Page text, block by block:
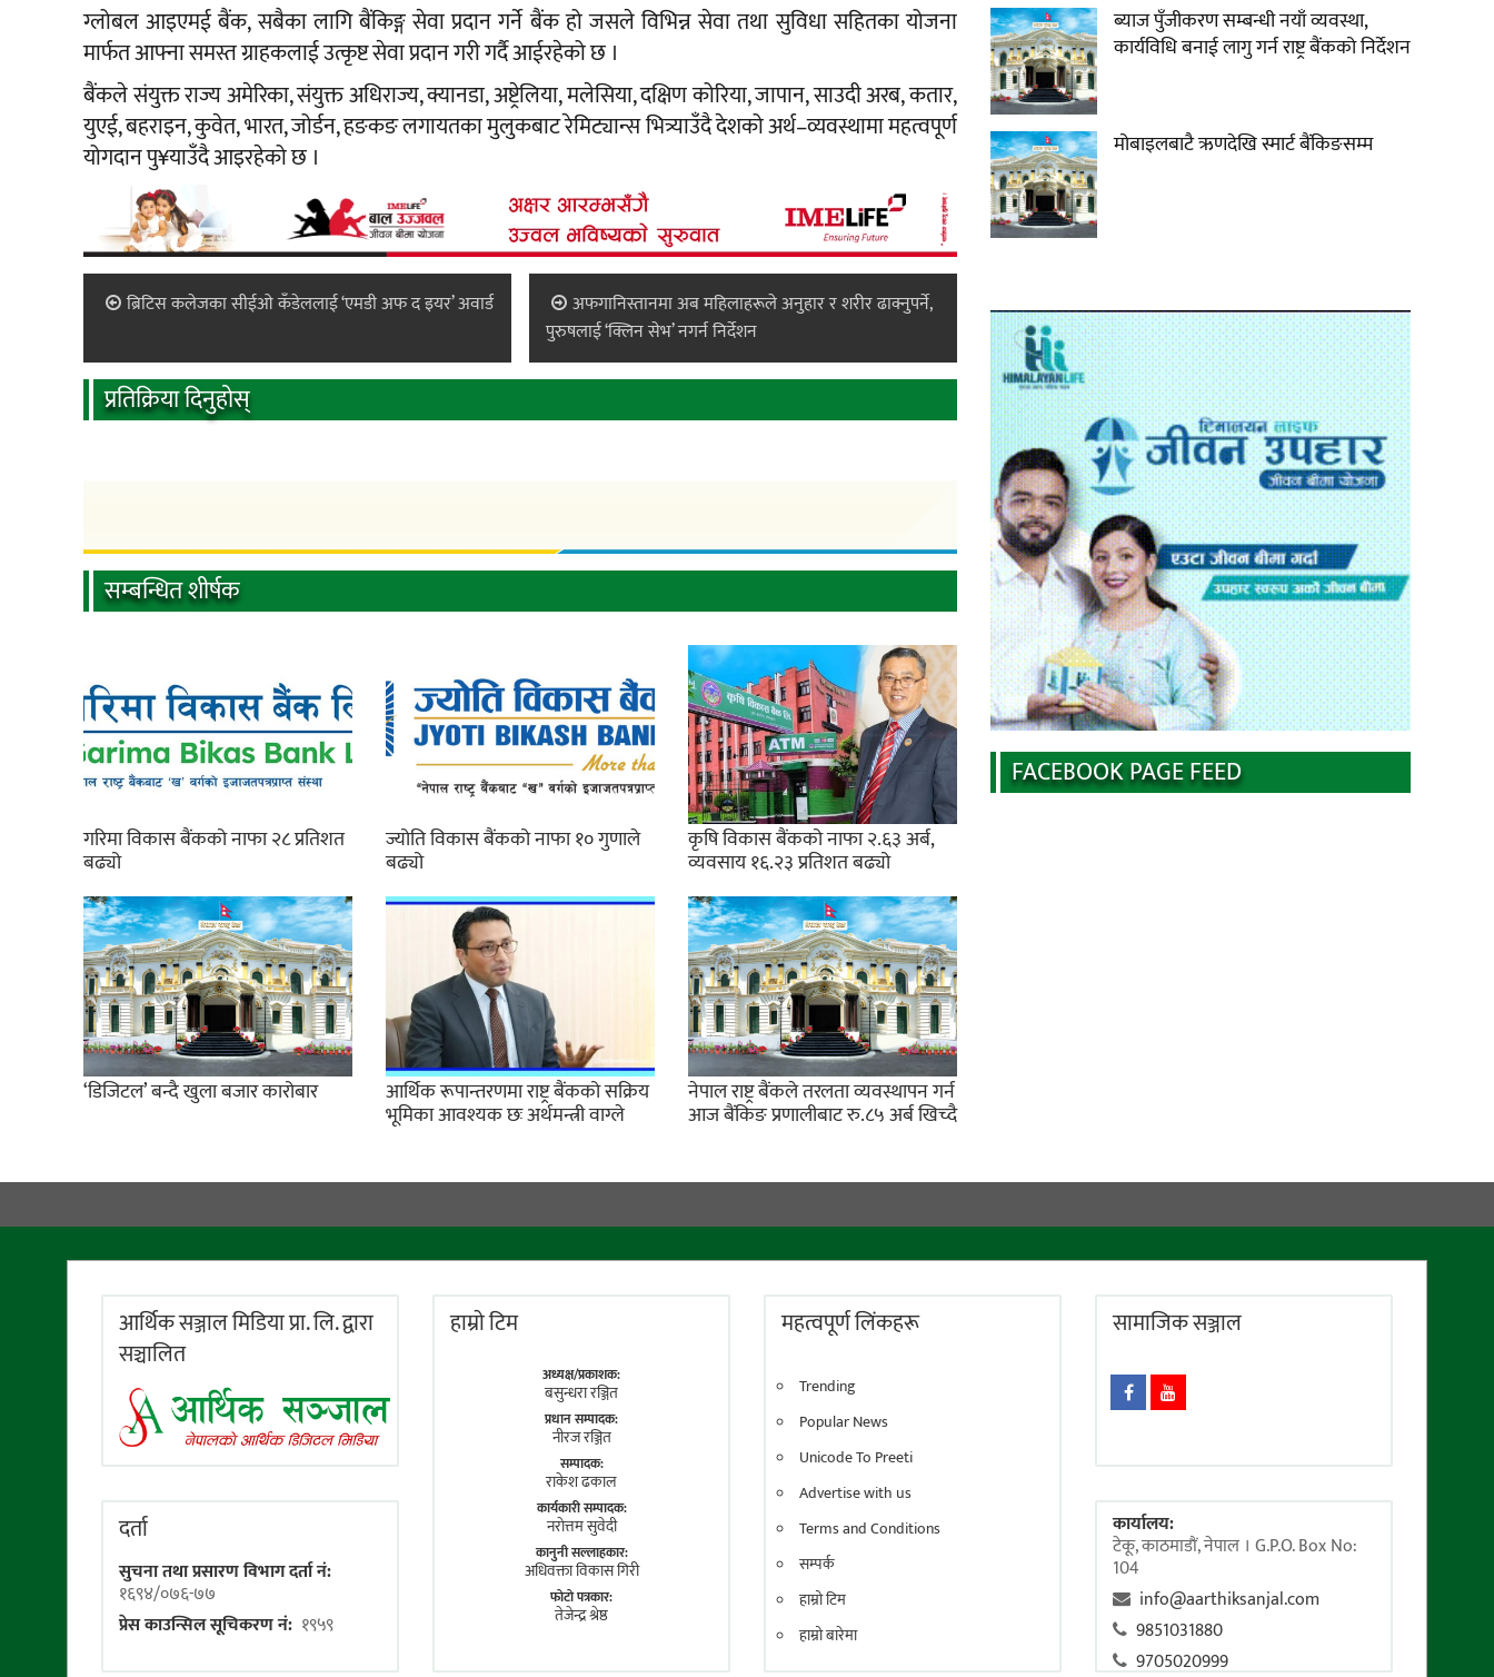
ग्लोबल आइएमई बैंक, सबैका लागि बैंकिङ्ग सेवा प्रदान गर्ने बैंक हो जसले विभिन्न सेवा तथा सुविधा सहितका योजना
मार्फत आफ्ना समस्त ग्राहकलाई उत्कृष्ट सेवा प्रदान गरी गर्दै आईरहेको छ ।
बैंकले संयुक्त राज्य अमेरिका, संयुक्त अधिराज्य, क्यानडा, अष्ट्रेलिया, मलेसिया, दक्षिण कोरिया, जापान, साउदी अरब, कतार,
युएई, बहराइन, कुवेत, भारत, जोर्डन, हङकङ लगायतका मुलुकबाट रेमिट्यान्स भित्र्याउँदै देशको अर्थ–व्यवस्थामा महत्वपूर्ण
योगदान पु¥याउँदै आइरहेको छ ।
ब्रिटिस कलेजका सीईओ कँडेललाई ‘एमडी अफ द इयर’ अवार्ड
अफगानिस्तानमा अब महिलाहरूले अनुहार र शरीर ढाक्नुपर्ने,
पुरुषलाई ‘क्लिन सेभ’ नगर्न निर्देशन
प्रतिक्रिया दिनुहोस्
सम्बन्धित शीर्षक
गरिमा विकास बैंकको नाफा २८ प्रतिशत
बढ्यो
ज्योति विकास बैंकको नाफा १० गुणाले
बढ्यो
कृषि विकास बैंकको नाफा २.६३ अर्ब,
व्यवसाय १६.२३ प्रतिशत बढ्यो
‘डिजिटल’ बन्दै खुला बजार कारोबार आर्थिक रूपान्तरणमा राष्ट्र बैंकको सक्रिय
भूमिका आवश्यक छः अर्थमन्त्री वाग्ले
नेपाल राष्ट्र बैंकले तरलता व्यवस्थापन गर्न
आज बैंकिङ प्रणालीबाट रु.८५ अर्ब खिच्दै
ब्याज पुँजीकरण सम्बन्धी नयाँ व्यवस्था,
कार्यविधि बनाई लागु गर्न राष्ट्र बैंकको निर्देशन
मोबाइलबाटै ऋणदेखि स्मार्ट बैंकिङसम्म
FACEBOOK PAGE FEED
आर्थिक सञ्जाल मिडिया प्रा. लि. द्वारा
सञ्चालित
दर्ता
सुचना तथा प्रसारण विभाग दर्ता नं:
१६९४/०७६-७७
प्रेस काउन्सिल सूचिकरण नं: १९५९
हाम्राे टिम
अध्यक्ष/प्रकाशक:
बसुन्धरा रञ्जित
प्रधान सम्पादक:
नीरज रञ्जित
सम्पादक:
राकेश ढकाल
कार्यकारी सम्पादक:
नराेत्तम सुवेदी
कानुनी सल्लाहकार:
अधिवक्ता विकास गिरी
फाेटाे पत्रकार:
तेजेन्द्र श्रेष्ठ
महत्वपूर्ण लिंकहरू
Trending
Popular News
Unicode To Preeti
Advertise with us
Terms and Conditions
सम्पर्क
हाम्रो टिम
हाम्रो बारेमा
सामाजिक सञ्जाल
कार्यालय:
टेकू, काठमाडाैं, नेपाल । G.P.O. Box No:
104
info@aarthiksanjal.com
9851031880
9705020999